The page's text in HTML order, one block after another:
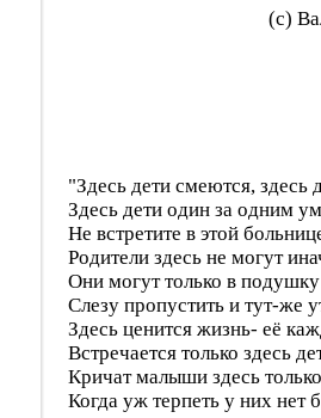
(с)
"Здесь дети смеются, здесь
Здесь дети один за одним
Не встретите в этой
Родители здесь не могут
Они могут только в подушку
Слезу пропустить и тут-же
Здесь ценится жизнь- её
Встречается только здесь
Кричат малыши здесь
Когда уж терпеть у них нет